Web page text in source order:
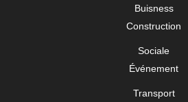
Buisness
Construction
Sociale
Événement
Transport